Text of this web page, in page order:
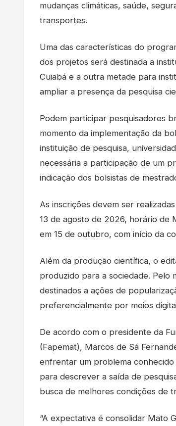
mudanças climáticas, saúde,
transportes.
Uma das características do
dos projetos será destinada a
Cuiabá e a outra metade para
ampliar a presença da pesquisa
Podem participar pesquisadores
momento da implementação da
instituição de pesquisa,
necessária a participação de um
indicação dos bolsistas de
As inscrições devem ser
13 de agosto de 2026, horário de
em 15 de outubro, com início da
Além da produção científica, o
produzido para a sociedade. Pelo
destinados a ações de
preferencialmente por meios
De acordo com o presidente da
(Fapemat), Marcos de Sá
enfrentar um problema conhecido
para descrever a saída de
busca de melhores condições de
“A expectativa é consolidar Mato